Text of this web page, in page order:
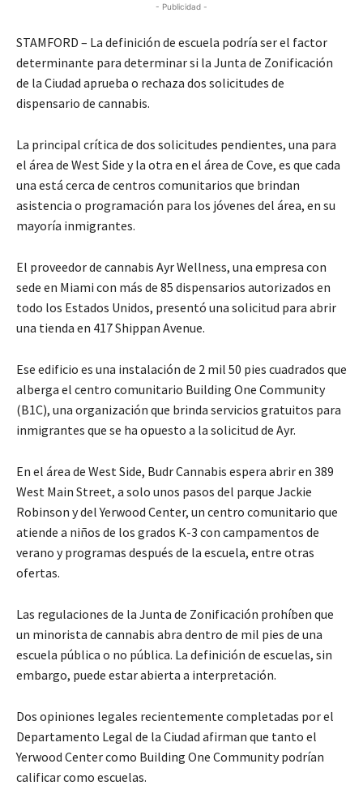
- Publicidad -
STAMFORD – La definición de escuela podría ser el factor
determinante para determinar si la Junta de Zonificación
de la Ciudad aprueba o rechaza dos solicitudes de
dispensario de cannabis.
La principal crítica de dos solicitudes pendientes, una para
el área de West Side y la otra en el área de Cove, es que cada
una está cerca de centros comunitarios que brindan
asistencia o programación para los jóvenes del área, en su
mayoría inmigrantes.
El proveedor de cannabis Ayr Wellness, una empresa con
sede en Miami con más de 85 dispensarios autorizados en
todo los Estados Unidos, presentó una solicitud para abrir
una tienda en 417 Shippan Avenue.
Ese edificio es una instalación de 2 mil 50 pies cuadrados que
alberga el centro comunitario Building One Community
(B1C), una organización que brinda servicios gratuitos para
inmigrantes que se ha opuesto a la solicitud de Ayr.
En el área de West Side, Budr Cannabis espera abrir en 389
West Main Street, a solo unos pasos del parque Jackie
Robinson y delYerwood Center, un centro comunitario que
atiende a niños de los grados K-3 con campamentos de
verano yprogramas después de la escuela, entre otras
ofertas.
Las regulaciones de la Junta de Zonificación prohíben que
un minorista de cannabis abra dentro de mil pies de una
escuela pública o no pública. La definición de escuelas, sin
embargo, puede estar abierta a interpretación.
Dos opiniones legales recientemente completadas por el
Departamento Legal de la Ciudad afirman que tanto el
Yerwood Centercomo Building One Communitypodrían
calificar como escuelas.